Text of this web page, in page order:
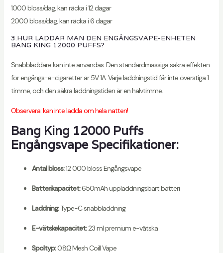
1000 bloss/dag, kan räcka i 12 dagar
2000 bloss/dag, kan räcka i 6 dagar
3.HUR LADDAR MAN DEN ENGÅNGSVAPE-ENHETEN
BANG KING 12000 PUFFS?
Snabbladdare kan inte användas. Den standardmässiga säkra effekten
för engångs-e-cigaretter är 5V 1A. Varje laddningstid får inte överstiga 1
timme, och den säkra laddningstiden är en halvtimme.
Observera: kan inte ladda om hela natten!
Bang King 12000 Puffs
Engångsvape Specifikationer:
Antal bloss:12 000 bloss Engångsvape
Batterikapacitet:650mAh uppladdningsbart batteri
Laddning:Type-C snabbladdning
E-vätskekapacitet:23 ml premium e-vätska
Spoltyp:0.8Ω Mesh Coill Vape